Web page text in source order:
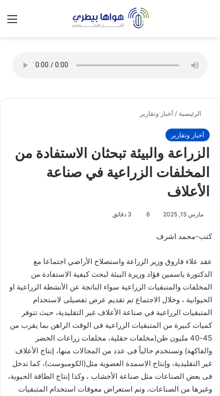
الوضع
الرئيسية / أخبار وتقارير
أخبار وتقارير
الزراعة والبيئة تبحثان الاستفادة من
المخلفات الزراعية في صناعة
الأعلاف
مارس 15, 2025 6
كتب-محمد اشرف
عقد علاء فاروق وزير الزراعة واستصلاح الأراضي اجتماعا مع
الدكتورة ياسمين فؤاد وزيرة البيئة لبحث كيفية الاستفادة من
المخلفات والمتبقيات الزراعية سواء الناتجة عن الأنشطة الزراعية او
الحيوانية ، وخلال الاجتماع تم تقديم عرض تفصيلى لاستخدام
المتبقيات الزراعية في صناعة الأعلاف غير التقليدية، حيث تتوفر
كميات كبيرة من المتبقيات الزراعية فى الوقت الراهن بما يقرب من
45-40 مليون طن(مخلفات حقلية، مخلفات زراعات الخضر
والفاكهة) وتستخدم حالياً فى عدد من المجالات منها، إنتاج الأعلاف
غير التقليدية، وإنتاج الاسمدة العضوية مثل(الكومبوست)، كما تدخل
فى بعض الصناعات مثل صناعة الأخشاب ، وكذا إنتاج الطاقة الحيوية،
وغيرها من الصناعات، وتم استعراض معوقات استخدام المتبقيات